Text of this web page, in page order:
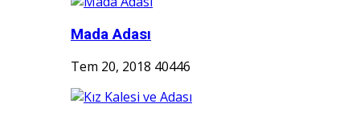
Mada Adası
Tem 20, 2018 40446